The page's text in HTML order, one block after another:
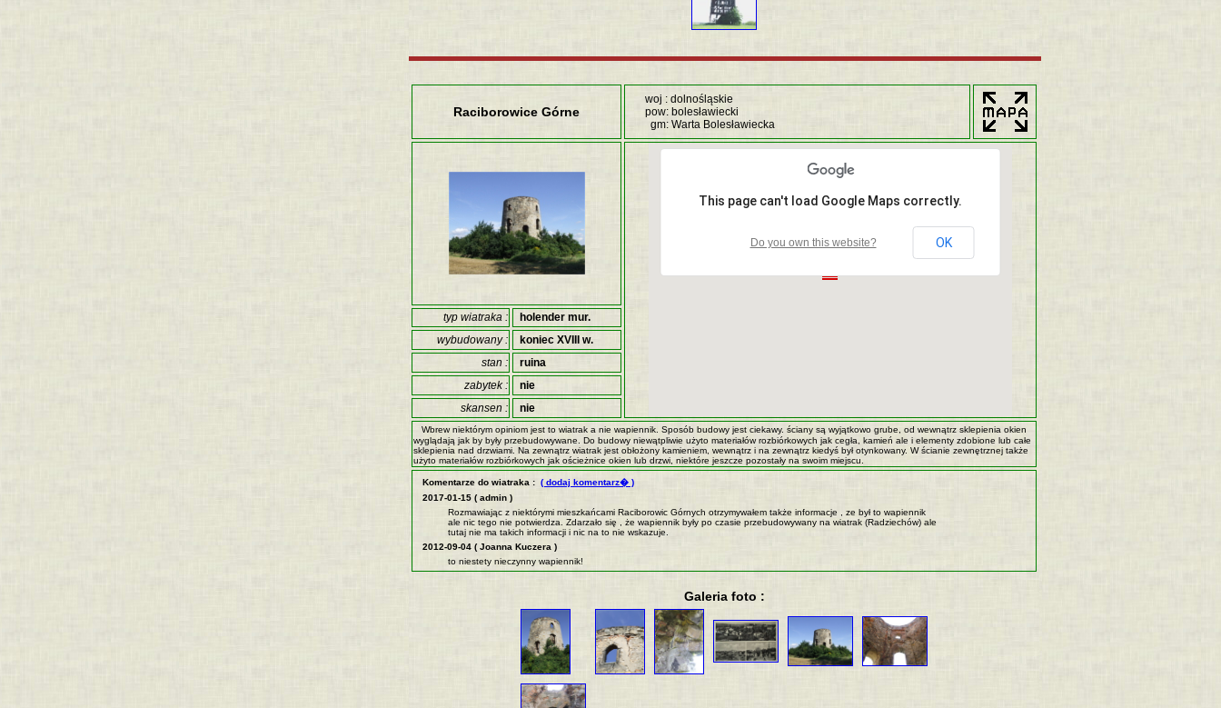
Raciborowice Górne
woj : dolnośląskie
pow: bolesławiecki
gm: Warta Bolesławiecka
This page can't load Google Maps correctly.
Do you own this website? OK
typ wiatraka :
holender mur.
wybudowany :
koniec XVIII w.
stan :
ruina
zabytek :
nie
skansen :
nie
Wbrew niektórym opiniom jest to wiatrak a nie wapiennik. Sposób budowy jest ciekawy. ściany są wyjątkowo grube, od wewnątrz sklepienia okien
wyglądają jak by były przebudowywane. Do budowy niewątpliwie użyto materiałów rozbiórkowych jak cegła, kamień ale i elementy zdobione lub całe
sklepienia nad drzwiami. Na zewnątrz wiatrak jest obłożony kamieniem, wewnątrz i na zewnątrz kiedyś był otynkowany. W ścianie zewnętrznej także
użyto materiałów rozbiórkowych jak ościeżnice okien lub drzwi, niektóre jeszcze pozostały na swoim miejscu.
Komentarze do wiatraka : ( dodaj komentarz� )
2017-01-15 ( admin )
Rozmawiając z niektórymi mieszkańcami Raciborowic Górnych otrzymywałem także informacje , ze był to wapiennik
ale nic tego nie potwierdza. Zdarzało się , że wapiennik były po czasie przebudowywany na wiatrak (Radziechów) ale
tutaj nie ma takich informacji i nic na to nie wskazuje.
2012-09-04 ( Joanna Kuczera )
to niestety nieczynny wapiennik!
Galeria foto :